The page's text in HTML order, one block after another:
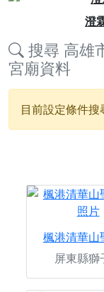
澄
搜尋 高雄
宮廟資料
目前設定條件搜
楓港清華山
屏東縣獅